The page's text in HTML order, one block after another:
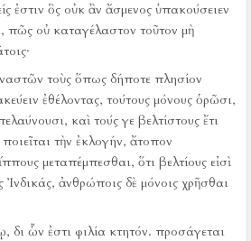
ἐστιν ὃς οὐκ ἂν ἄσμενος ὑπακούσειεν
πῶς οὐ καταγέλαστον τοῦτον μὴ
τοὺς ὅπως δήποτε πλησίον
ἐθέλοντας, τούτους μόνους ὁρῶσι,
καὶ τούς γε βελτίστους ἔτι
τὴν ἐκλογήν, ἄτοπον
μεταπέμπεσθαι, ὅτι βελτίους εἰσὶ
ἀνθρώποις δὲ μόνοις χρῆσθαι
δι ὧν ἐστι φιλία κτητόν. προσάγεται